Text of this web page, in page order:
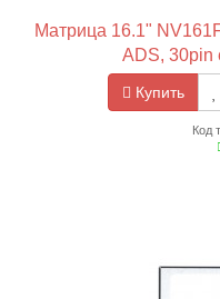
Матрица 16.1"
ADS, 30pin
Купить
Код